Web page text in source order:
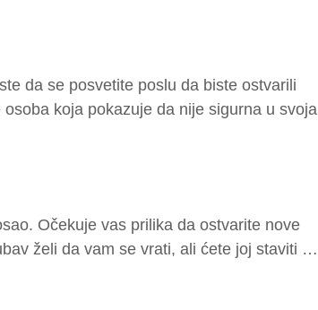
da se posvetite poslu da biste ostvarili
koja pokazuje da nije sigurna u svoja
Očekuje vas prilika da ostvarite nove
želi da vam se vrati, ali ćete joj staviti …